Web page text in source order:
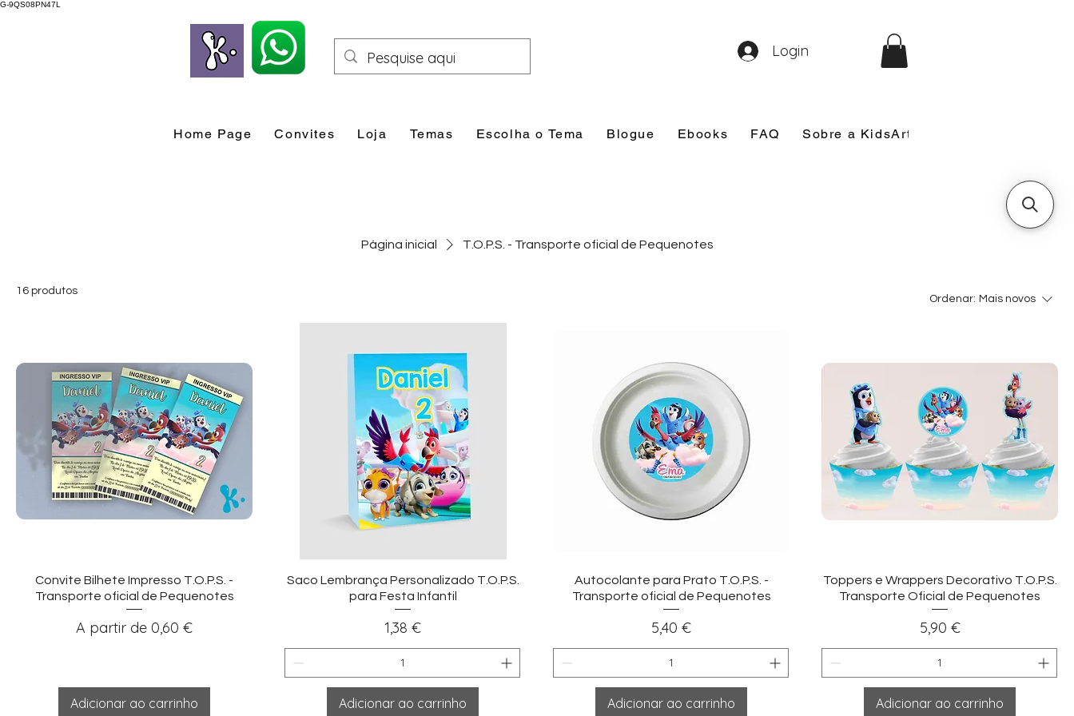
G-9QS08PN47L
Home Page Convites Loja Temas Escolha o Tema Blogue Ebooks FAQ Sobre a KidsArt
Login
Página inicial T.O.P.S. - Transporte oficial de Pequenotes
16 produtos
Ordenar: Mais novos
Visualização rápida
Convite Bilhete Impresso T.O.P.S. -
Transporte oficial de Pequenotes
A partir de 0,60 €
Preço promocional
Adicionar ao carrinho
Visualização rápida
Saco Lembrança Personalizado T.O.P.S.
para Festa Infantil
Preço
1,38 €
Adicionar ao carrinho
Visualização rápida
Autocolante para Prato T.O.P.S. -
Transporte oficial de Pequenotes
Preço
5,40 €
Adicionar ao carrinho
Visualização rápida
Toppers e Wrappers Decorativo T.O.P.S.
Transporte Oficial de Pequenotes
Preço
5,90 €
Adicionar ao carrinho